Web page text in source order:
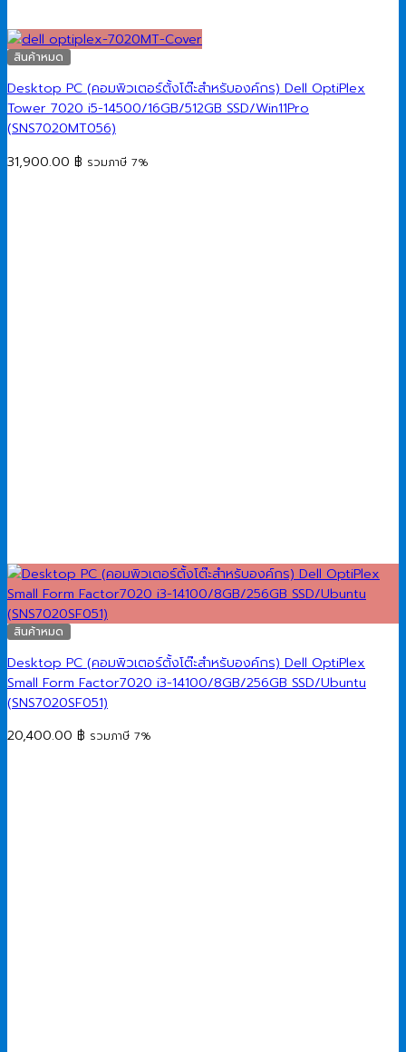
สินค้าหมด
Desktop PC (คอมพิวเตอร์ตั้งโต๊ะสำหรับองค์กร) Dell OptiPlex
Tower 7020 i5-14500/16GB/512GB SSD/Win11Pro
(SNS7020MT056)
31,900.00 ฿ รวมภาษี 7%
สินค้าหมด
Desktop PC (คอมพิวเตอร์ตั้งโต๊ะสำหรับองค์กร) Dell OptiPlex
Small Form Factor7020 i3-14100/8GB/256GB SSD/Ubuntu
(SNS7020SF051)
20,400.00 ฿ รวมภาษี 7%